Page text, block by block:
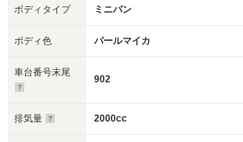
ボディタイプ ミニバン
ボディ色 パールマイカ
車台番号末尾
902
排気量 2000cc